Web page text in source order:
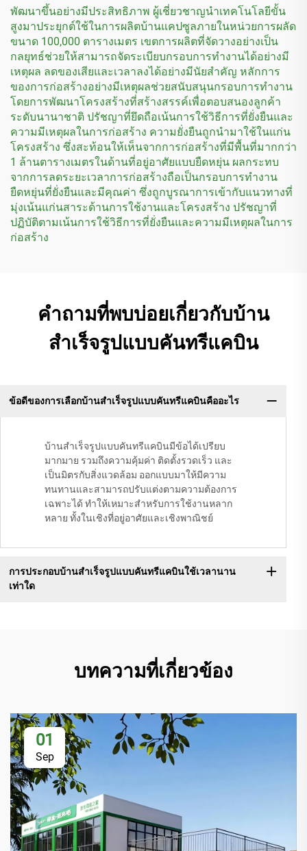
พัฒนาขึ้นอย่างมีประสิทธิภาพ ผู้เชี่ยวชาญนำเทคโนโลยีขั้น
สูงมาประยุกต์ใช้ในการผลิตบ้านแคปซูลภายในหน่วยการผลัด
ขนาด 100,000 ตารางเมตร เขตการผลิตที่จัดวางอย่างเป็น
กลยุทธ์ช่วยให้สามารถจัดระเบียบกรอบการทำงานได้อย่างมี
เหตุผล ลดของเสียและเวลาลงได้อย่างมีนัยสำคัญ หลักการ
ของการก่อสร้างอย่างมีเหตุผลช่วยสนับสนุนกรอบการทำงาน
โดยการพัฒนาโครงสร้างที่สร้างสรรค์เพื่อตอบสนองลูกค้า
ระดับนานาชาติ ปรัชญาที่ยึดถือเน้นการใช้วิธีการที่ยั่งยืนและ
ความมีเหตุผลในการก่อสร้าง ความยั่งยืนถูกนำมาใช้ในแก่น
โครงสร้าง ซึ่งสะท้อนให้เห็นจากการก่อสร้างที่มีพื้นที่มากกว่า
1 ล้านตารางเมตรในด้านที่อยู่อาศัยแบบยืดหยุ่น ผลกระทบ
จากการลดระยะเวลาการก่อสร้างถือเป็นกรอบการทำงาน
ยืดหยุ่นที่ยั่งยืนและมีคุณค่า ซึ่งถูกบูรณาการเข้ากับแนวทางที่
มุ่งเน้นแก่นสาระด้านการใช้งานและโครงสร้าง ปรัชญาที่
ปฏิบัติตามเน้นการใช้วิธีการที่ยั่งยืนและความมีเหตุผลในการ
ก่อสร้าง
คำถามที่พบบ่อยเกี่ยวกับบ้าน
สำเร็จรูปแบบคันทรีแคบิน
ข้อดีของการเลือกบ้านสำเร็จรูปแบบคันทรีแคบินคืออะไร
บ้านสำเร็จรูปแบบคันทรีแคบินมีข้อได้เปรียบ
มากมาย รวมถึงความคุ้มค่า ติดตั้งรวดเร็ว และ
เป็นมิตรกับสิ่งแวดล้อม ออกแบบมาให้มีความ
ทนทานและสามารถปรับแต่งตามความต้องการ
เฉพาะได้ ทำให้เหมาะสำหรับการใช้งานหลาก
หลาย ทั้งในเชิงที่อยู่อาศัยและเชิงพาณิชย์
การประกอบบ้านสำเร็จรูปแบบคันทรีแคบินใช้เวลานาน
เท่าใด
บทความที่เกี่ยวข้อง
01
Sep